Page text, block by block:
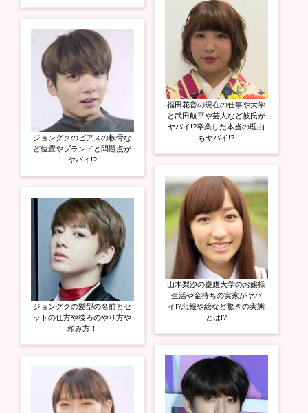
ジョングクのピアスの軟骨な
ど位置やブランドと問題点が
ヤバイ!?
ジョングクの髪型の名前とセ
ットの仕方や後ろのやり方や
頼み方！
福田花音の現在の仕事や大学
と武田航平や芸人など彼氏が
ヤバイ!?卒業した本当の理由
もヤバイ!?
山木梨沙の慶應大学のお嬢様
生活や金持ちの実家がヤバ
イ!?悲報や絵など驚きの実態
とは!?